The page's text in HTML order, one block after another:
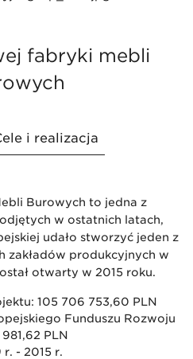
fabryki mebli
i realizacja
Burowych to jedna z
w ostatnich latach,
udało stworzyć jeden z
zakładów produkcyjnych w
otwarty w 2015 roku.
105 706 753,60 PLN
Funduszu Rozwoju
PLN
- 2015 r.
zakładu produkcyjnego;
technologii produkcji;
innowacyjnych produktów;
rozwiązań
oprogramowania do